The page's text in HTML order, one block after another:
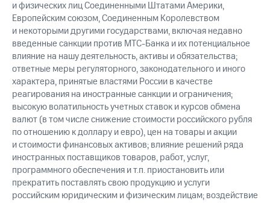
и физических лиц Соединенными Штатами Америки,
Европейским союзом, Соединенным Королевством
и некоторыми другими государствами, включая недавно
введенные санкции против МТС-Банка и их потенциальное
влияние на нашу деятельность, активы и обязательства;
ответные меры регуляторного, законодательного и иного
характера, принятые властями России в качестве
реагирования на иностранные санкции и ограничения;
высокую волатильность учетных ставок и курсов обмена
валют (в том числе снижение стоимости российского рубля
по отношению к доллару и евро), цен на товары и акции
и стоимости финансовых активов; влияние решений ряда
иностранных поставщиков товаров, работ, услуг,
программного обеспечения и т.п. приостановить или
прекратить поставлять свою продукцию и услуги
российским юридическим и физическим лицам; воздействие